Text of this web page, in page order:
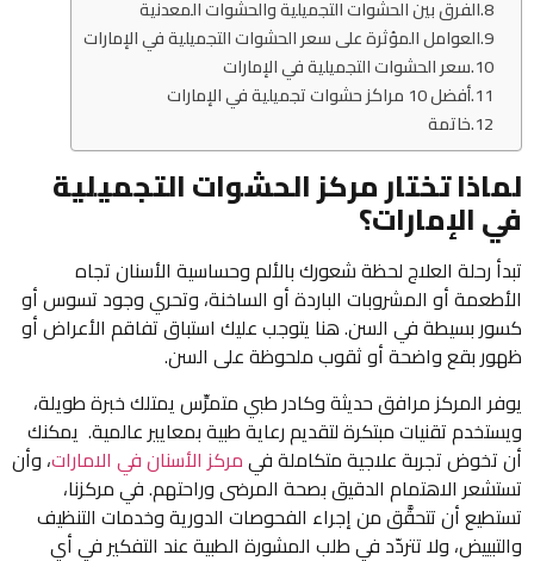
الفرق بين الحشوات التجميلية والحشوات المعدنية
العوامل المؤثرة على سعر الحشوات التجميلية في الإمارات
سعر الحشوات التجميلية في الإمارات
أفضل 10 مراكز حشوات تجميلية في الإمارات
خاتمة
تختار مركز الحشوات التجميلية
الإمارات؟
رحلة العلاج لحظة شعورك بالألم وحساسية الأسنان تجاه
أو المشروبات الباردة أو الساخنة، وتحري وجود تسوس أو
بسيطة في السن. هنا يتوجب عليك استباق تفاقم الأعراض أو
بقع واضحة أو ثقوب ملحوظة على السن.
المركز مرافق حديثة وكادر طبي متمرِّس يمتلك خبرة طويلة،
تقنيات مبتكرة لتقديم رعاية طبية بمعايير عالمية. يمكنك
تجربة علاجية متكاملة فيمركز الأسنان في الامارات، وأن
الاهتمام الدقيق بصحة المرضى وراحتهم. في مركزنا،
أن تتحقَّق من إجراء الفحوصات الدورية وخدمات التنظيف
ولا تتردّد في طلب المشورة الطبية عند التفكير في أي